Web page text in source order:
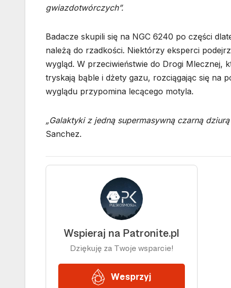
gwiazdotwórczych”.
Badacze skupili się na NGC 6240 po części
należą do rzadkości. Niektórzy eksperci
wygląd. W przeciwieństwie do Drogi
tryskają bąble i dżety gazu, rozciągając się na
wyglądu przypomina lecącego motyla.
„Galaktyki z jedną supermasywną czarną
Sanchez.